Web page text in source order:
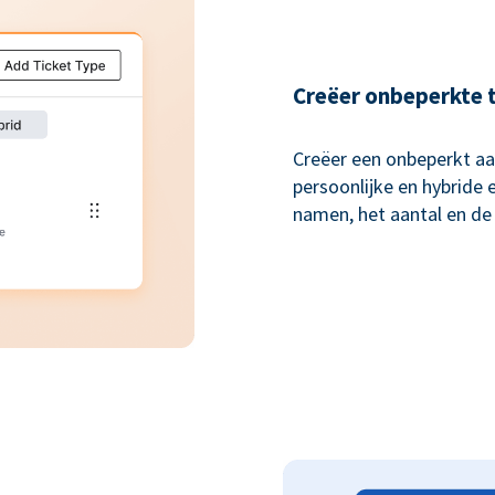
Creëer
Creëer een onbeperkt
persoonlijke en hybride
namen, het aantal en